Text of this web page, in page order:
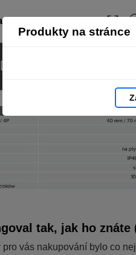
Produkty na stránce
201
tak, jak ho znáte
vás nakupování bylo co